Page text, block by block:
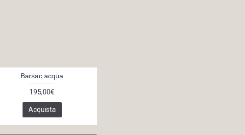
Barsac acqua
195,00€
Acquista